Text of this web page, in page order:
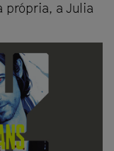
própria, a Julia